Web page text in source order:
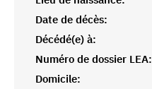
Date de décès:
Décédé(e) à:
Numéro de dossier LEA:
Domicile: